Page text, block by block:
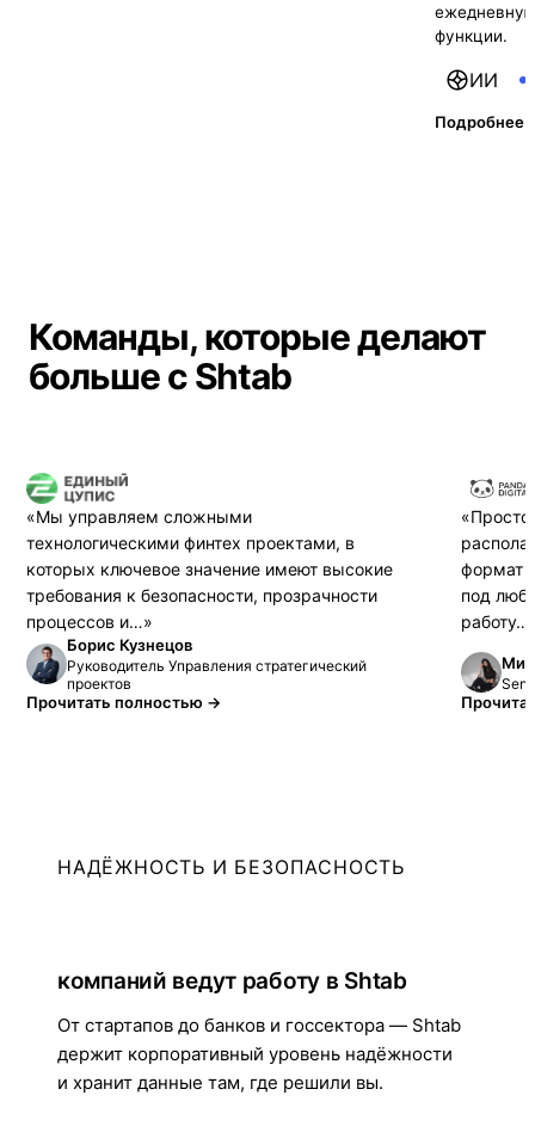
функции.
ИИ
Подробнее
Команды, которые делают
больше с Shtab
«Мы управляем сложными
технологическими финтех проектами, в
которых ключевое значение имеют высокие
требования к безопасности, прозрачности
процессов и…»
Борис Кузнецов
Руководитель Управления стратегический
проектов
Прочитать полностью →
формат
под
НАДЁЖНОСТЬ И БЕЗОПАСНОСТЬ
компаний ведут работу в Shtab
От стартапов до банков и госсектора — Shtab
держит корпоративный уровень надёжности
и хранит данные там, где решили вы.